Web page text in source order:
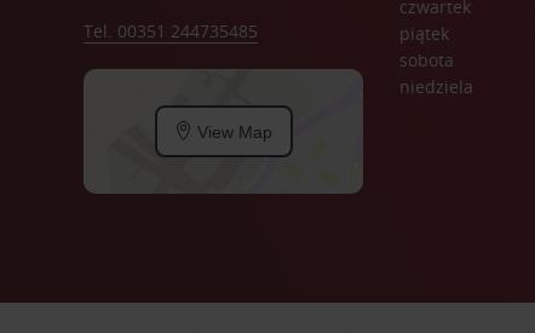
Tel. 00351 244735485
View Map
czwartek
piątek
sobota
niedziela